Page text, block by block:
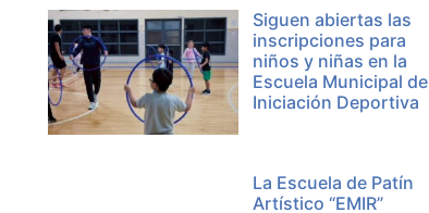
Siguen abiertas las
inscripciones para
niños y niñas en la
Escuela Municipal de
Iniciación Deportiva
La Escuela de Patín
Artístico “EMIR”